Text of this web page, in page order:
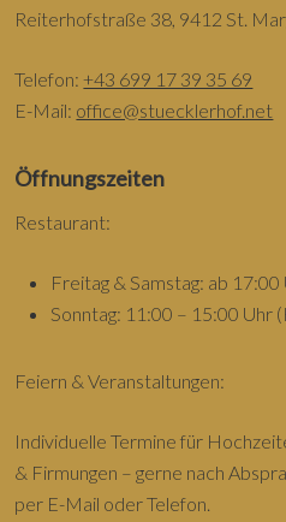
Reiterhofstraße 38, 9412 St.
Telefon: +43 699 17 39 35 69
E-Mail: office@stuecklerhof.net
Öffnungszeiten
Restaurant:
Freitag & Samstag: ab
Sonntag: 11:00 – 15:00 Uhr
Feiern & Veranstaltungen:
Individuelle Termine für
& Firmungen – gerne nach
per E-Mail oder Telefon.